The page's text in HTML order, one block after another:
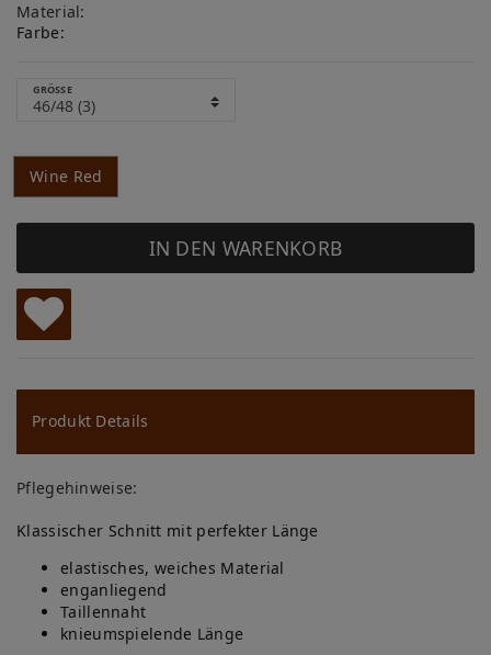
Material:
Farbe:
GRÖSSE
Wine Red
IN DEN WARENKORB
W
u
ns
ch
lis
te
Produkt Details
Pflegehinweise:
Klassischer Schnitt mit perfekter Länge
elastisches, weiches Material
enganliegend
Taillennaht
knieumspielende Länge